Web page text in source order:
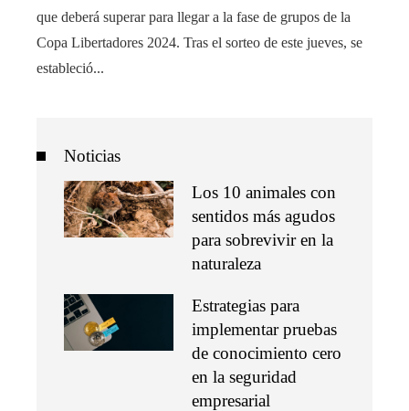
que deberá superar para llegar a la fase de grupos de la
Copa Libertadores 2024. Tras el sorteo de este jueves, se
estableció...
Noticias
Los 10 animales con
sentidos más agudos
para sobrevivir en la
naturaleza
Estrategias para
implementar pruebas
de conocimiento cero
en la seguridad
empresarial